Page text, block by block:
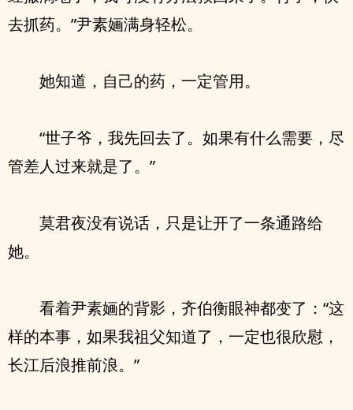
去抓药。”尹素婳满身轻松。
她知道，自己的药，一定管用。
“世子爷，我先回去了。如果有什么需要，尽
管差人过来就是了。”
莫君夜没有说话，只是让开了一条通路给
她。
看着尹素婳的背影，齐伯衡眼神都变了：“这
样的本事，如果我祖父知道了，一定也很欣慰，
长江后浪推前浪。”